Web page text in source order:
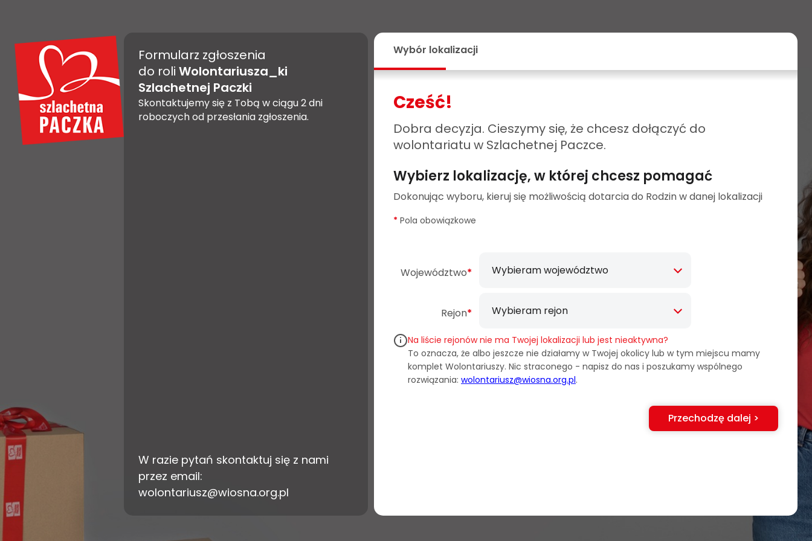
Formularz zgłoszenia
do roli Wolontariusza_ki
Szlachetnej Paczki
Skontaktujemy się z Tobą w ciągu 2 dni
roboczych od przesłania zgłoszenia.
W razie pytań skontaktuj się z nami
przez email:
wolontariusz@wiosna.org.pl
Wybór lokalizacji
Cześć!
Dobra decyzja. Cieszymy się, że chcesz dołączyć do
wolontariatu w Szlachetnej Paczce.
Wybierz lokalizację, w której chcesz pomagać
Dokonując wyboru, kieruj się możliwością dotarcia do Rodzin w danej lokalizacji
* Pola obowiązkowe
Województwo*
Rejon*
Na liście rejonów nie ma Twojej lokalizacji lub jest nieaktywna?
To oznacza, że albo jeszcze nie działamy w Twojej okolicy lub w tym miejscu mamy
komplet Wolontariuszy. Nic straconego - napisz do nas i poszukamy wspólnego
rozwiązania: wolontariusz@wiosna.org.pl.
Przechodzę dalej >